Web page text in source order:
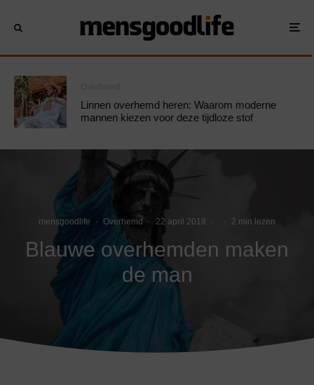
Linnen overhemd heren: Waarom moderne
mannen kiezen voor deze tijdloze stof
mensgoodlife · Overhemd · 22 april 2018 · · 2 min lezen
Blauwe overhemden maken
de man